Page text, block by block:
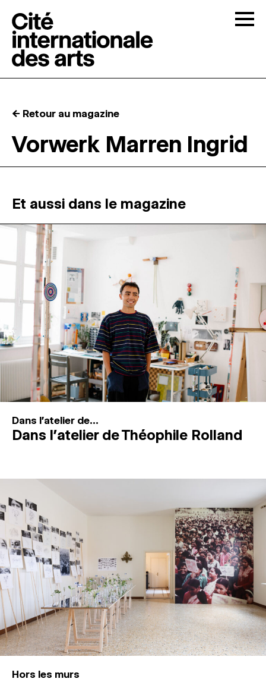
RÉSIDENCES ↓
ATELIERS OUVERTS
PROGRAMMATION
MAGAZINE
ESPACES DE PRATIQUE ARTISTIQUE ↓
Recherche
Connexion
← Retour au magazine
Vorwerk Marren Ingrid
Et aussi dans le magazine
Dans l'atelier de...
Dans l’atelier de Théophile Rolland
Hors les murs